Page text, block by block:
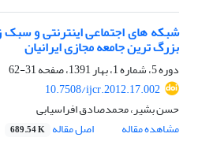
شبکه های اجتماعی اینترنتی و سبک
بزرگ ترین جامعه مجازی ایرانیان
دوره 5، شماره 1، بهار 1391، صفحه
31-62
10.7508/ijcr.2012.17.002
حسن بشیر، محمدصادق افراسیابی
مشاهده مقاله
اصل مقاله 689.54 K